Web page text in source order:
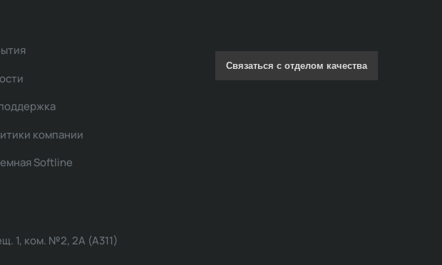
компании
Softline
Связаться с отделом качества
1, ком. №2, 2А (А311)